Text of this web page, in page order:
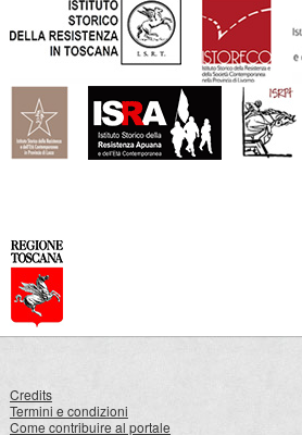
Credits
Termini e condizioni
Come contribuire al portale